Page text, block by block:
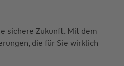
sichere Zukunft. Mit dem
die für Sie wirklich